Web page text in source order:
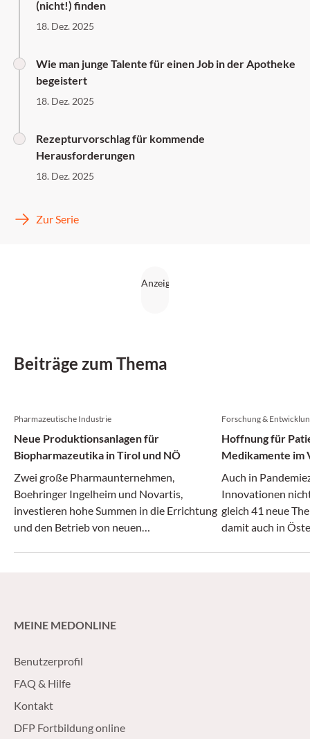
(nicht!) finden
18. Dez. 2025
Wie man junge Talente für einen Job in der Apotheke
begeistert
18. Dez. 2025
Rezepturvorschlag für kommende
Herausforderungen
18. Dez. 2025
Zur Serie
Beiträge zum Thema
Pharmazeutische Industrie
Neue Produktionsanlagen für
Biopharmazeutika in Tirol und NÖ
Zwei große Pharmaunternehmen,
Boehringer Ingelheim und Novartis,
investieren hohe Summen in die Errichtung
und den Betrieb von neuen
Forschung &
Hoffnung für
Medikamente im
Auch in
Innovationen
gleich 41 neue
damit auch in
MEINE MEDONLINE
Benutzerprofil
FAQ & Hilfe
Kontakt
DFP Fortbildung online